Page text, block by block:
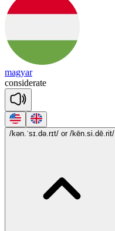
magyar
considerate
/kən.ˈsɪ.də.rɪt/ or /kēn.si.dē.rit/